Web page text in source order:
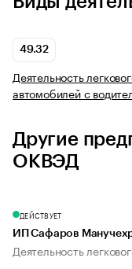
49.32
Деятельность
автомобилей с
Другие
ОКВЭД
ДЕЙСТВУЕТ
ИП Сафаров
Деятельность